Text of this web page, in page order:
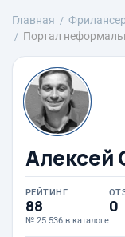
Главная
Портал
Алексей
РЕЙТИНГ
88
№ 25 536 в каталоге
0